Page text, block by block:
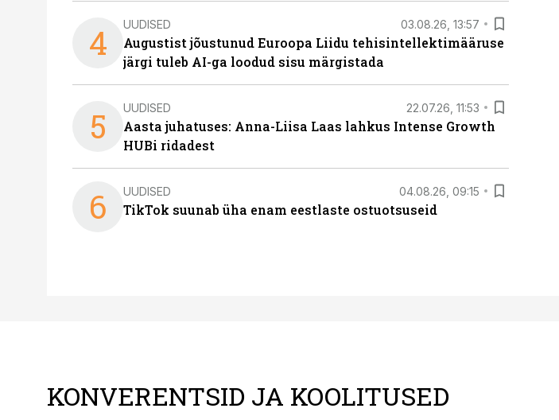
4 UUDISED 03.08.26, 13:57
Augustist jõustunud Euroopa Liidu tehisintellektimääruse
järgi tuleb AI-ga loodud sisu märgistada
5 UUDISED 22.07.26, 11:53
Aasta juhatuses: Anna-Liisa Laas lahkus Intense Growth
HUBi ridadest
6 UUDISED 04.08.26, 09:15
TikTok suunab üha enam eestlaste ostuotsuseid
KONVERENTSID JA KOOLITUSED